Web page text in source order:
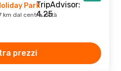
Park
km dal centro città
prezzi